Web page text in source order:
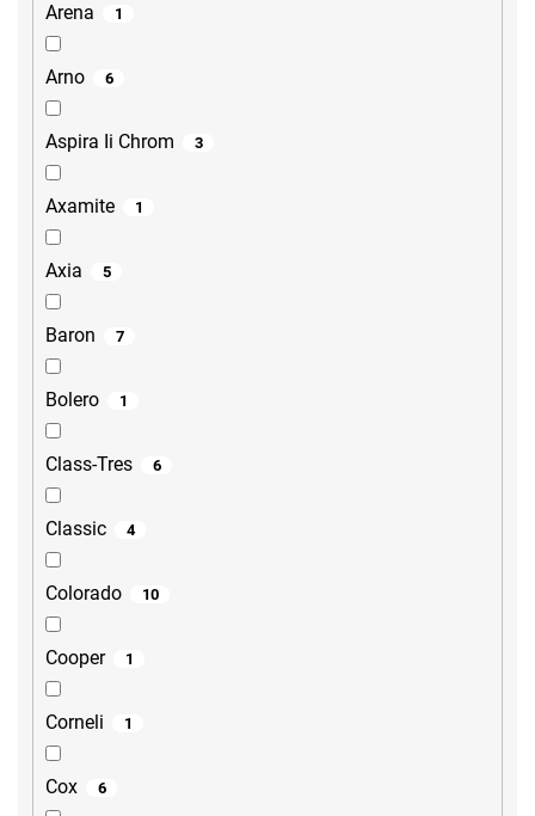
Arena 1
Arno 6
Aspira Ii Chrom 3
Axamite 1
Axia 5
Baron 7
Bolero 1
Class-Tres 6
Classic 4
Colorado 10
Cooper 1
Corneli 1
Cox 6